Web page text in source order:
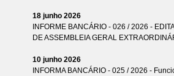
18 junho 2026
INFORME BANCÁRIO - 026 / 2026 -
DE ASSEMBLEIA GERAL
10 junho 2026
INFORMA BANCÁRIO - 025 / 2026 -